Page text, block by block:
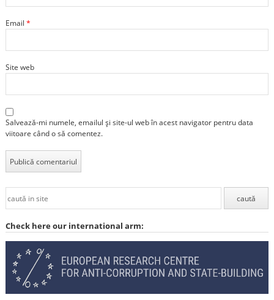
Email *
Site web
Salvează-mi numele, emailul și site-ul web în acest navigator pentru data
viitoare când o să comentez.
Check here our international arm: